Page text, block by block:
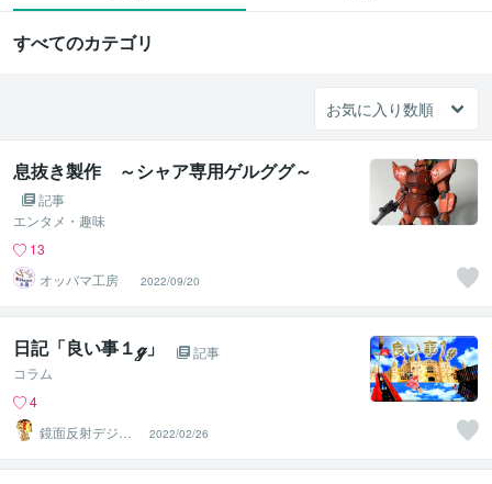
すべてのカテゴリ
息抜き製作 ～シャア専用ゲルググ～
記事
エンタメ・趣味
13
オッバマ工房
2022/09/20
日記「良い事１ℊ」
記事
コラム
4
鏡面反射デジタ
ルアート製作所
（鈴木穣）
2022/02/26